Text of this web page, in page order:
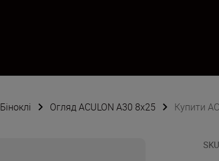
Біноклі Огляд ACULON A30 8x25 Купити
SKU